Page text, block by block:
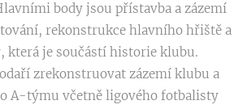
body jsou přístavba a zázemí
rekonstrukce hlavního hřiště a
která je součástí historie klubu.
zrekonstruovat zázemí klubu a
A-týmu včetně ligového fotbalisty